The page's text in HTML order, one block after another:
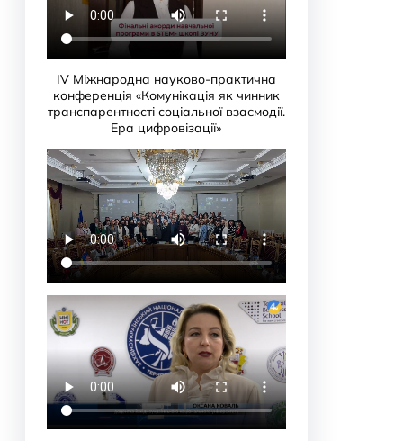
IV Міжнародна науково-практична
конференція «Комунікація як чинник
транспарентності соціальної взаємодії.
Ера цифровізації»